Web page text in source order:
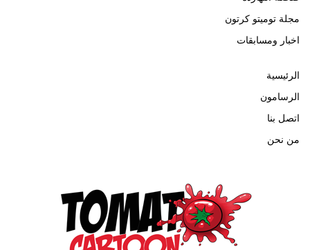
مجلة توميتو كرتون
اخبار ومسابقات
الرئيسية
الرسامون
اتصل بنا
من نحن